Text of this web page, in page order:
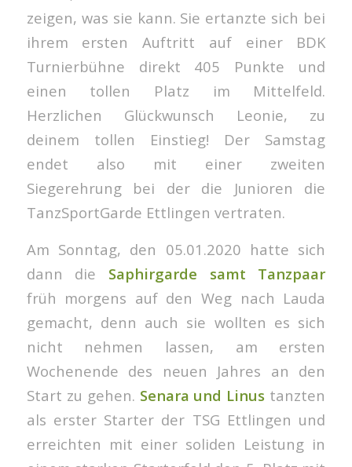
zeigen, was sie kann. Sie ertanzte sich bei
ihrem ersten Auftritt auf einer BDK
Turnierbühne direkt 405 Punkte und
einen tollen Platz im Mittelfeld.
Herzlichen Glückwunsch Leonie, zu
deinem tollen Einstieg! Der Samstag
endet also mit einer zweiten
Siegerehrung bei der die Junioren die
TanzSportGarde Ettlingen vertraten.
Am Sonntag, den 05.01.2020 hatte sich
dann die Saphirgarde samt Tanzpaar
früh morgens auf den Weg nach Lauda
gemacht, denn auch sie wollten es sich
nicht nehmen lassen, am ersten
Wochenende des neuen Jahres an den
Start zu gehen. Senara und Linus tanzten
als erster Starter der TSG Ettlingen und
erreichten mit einer soliden Leistung in